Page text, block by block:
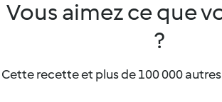
Vous aimez ce que
?
Cette recette et plus de 100 000